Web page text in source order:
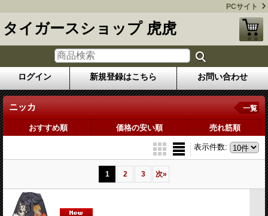
PCサイト
タイガースショップ 虎虎
ログイン 新規登録はこちら お問い合わせ
ニッカ 一覧
おすすめ順 価格の安い順 売れ筋順
表示件数:
1 2 3 次»